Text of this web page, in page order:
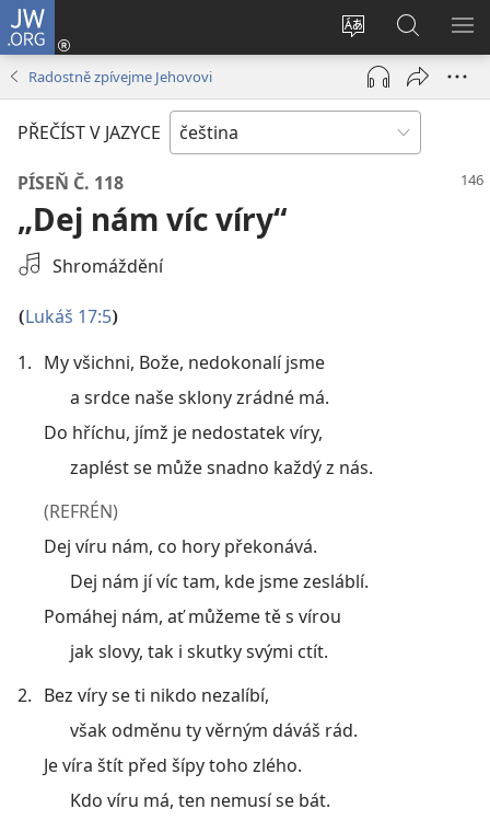
JW.ORG
Změnit
jazyk
stránek
Přihlásit
se
(otevřeno
okno)
Hledat
na
JW.ORG
Radostně zpívejme Jehovovi
PŘEČÍST V JAZYCE
PÍSEŇ Č. 118
„Dej nám víc víry“
VybratShromáždění
(Lukáš 17:5)
1. My všichni, Bože, nedokonalí jsme
a srdce naše sklony zrádné má.
Do hříchu, jímž je nedostatek víry,
zaplést se může snadno každý z nás.
(REFRÉN)
Dej víru nám, co hory překonává.
Dej nám jí víc tam, kde jsme zesláblí.
Pomáhej nám, ať můžeme tě s vírou
jak slovy, tak i skutky svými ctít.
2. Bez víry se ti nikdo nezalíbí,
však odměnu ty věrným dáváš rád.
Je víra štít před šípy toho zlého.
Kdo víru má, ten nemusí se bát.